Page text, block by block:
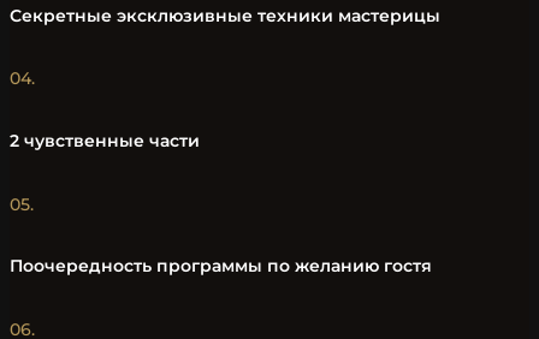
Секретные эксклюзивные техники мастерицы
04.
2 чувственные части
05.
Поочередность программы по желанию гостя
06.